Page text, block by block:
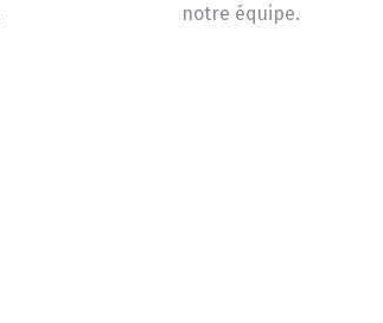
notre équipe.